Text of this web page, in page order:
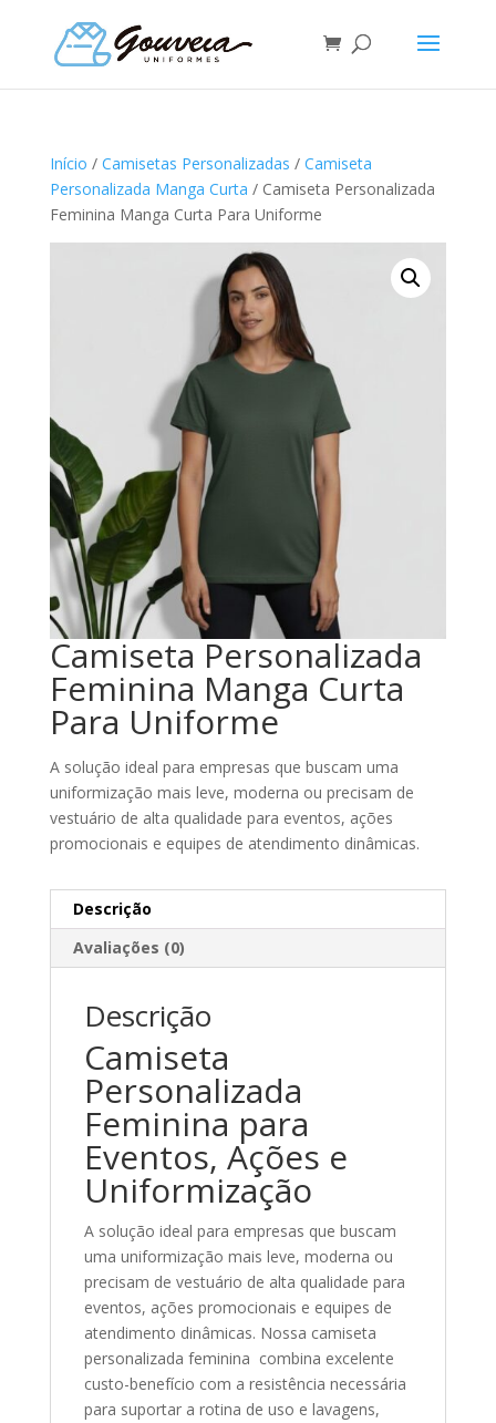
Início / Camisetas Personalizadas / Camiseta
Personalizada Manga Curta / Camiseta Personalizada
Feminina Manga Curta Para Uniforme
Camiseta Personalizada
Feminina Manga Curta
Para Uniforme
A solução ideal para empresas que buscam uma
uniformização mais leve, moderna ou precisam de
vestuário de alta qualidade para eventos, ações
promocionais e equipes de atendimento dinâmicas.
Descrição
Avaliações (0)
Descrição
Camiseta
Personalizada
Feminina para
Eventos, Ações e
Uniformização
A solução ideal para empresas que buscam
uma uniformização mais leve, moderna ou
precisam de vestuário de alta qualidade para
eventos, ações promocionais e equipes de
atendimento dinâmicas. Nossa camiseta
personalizada feminina combina excelente
custo-benefício com a resistência necessária
para suportar a rotina de uso e lavagens,